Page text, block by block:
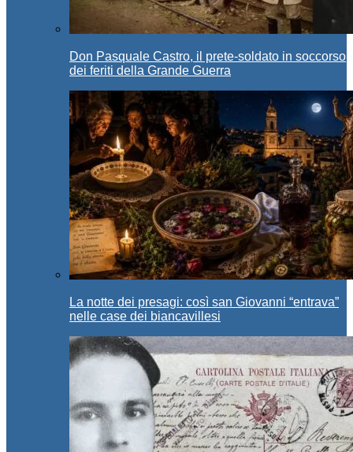
Don Pasquale Castro, il prete-soldato in soccorso
dei feriti della Grande Guerra
La notte dei presagi: così san Giovanni “entrava”
nelle case dei biancavillesi